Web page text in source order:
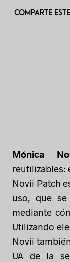
COMPARTE
Mónica
reutilizables:
Novii Patch
uso, que
mediante
Utilizando
Novii
UA de la